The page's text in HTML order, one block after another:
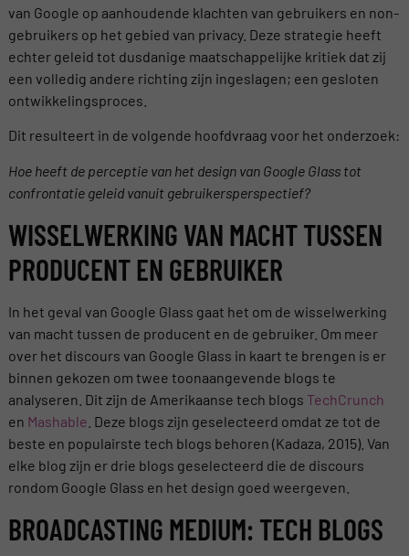
van Google op aanhoudende klachten van gebruikers en non-
gebruikers op het gebied van privacy. Deze strategie heeft
echter geleid tot dusdanige maatschappelijke kritiek dat zij
een volledig andere richting zijn ingeslagen; een gesloten
ontwikkelingsproces.
Dit resulteert in de volgende hoofdvraag voor het onderzoek:
Hoe heeft de perceptie van het design van Google Glass tot
confrontatie geleid vanuit gebruikersperspectief?
WISSELWERKING VAN MACHT TUSSEN
PRODUCENT EN GEBRUIKER
In het geval van Google Glass gaat het om de wisselwerking
van macht tussen de producent en de gebruiker. Om meer
over het discours van Google Glass in kaart te brengen is er
binnen gekozen om twee toonaangevende blogs te
analyseren. Dit zijn de Amerikaanse tech blogs TechCrunch
en Mashable . Deze blogs zijn geselecteerd omdat ze tot de
beste en populairste tech blogs behoren (Kadaza, 2015). Van
elke blog zijn er drie blogs geselecteerd die de discours
rondom Google Glass en het design goed weergeven.
BROADCASTING MEDIUM: TECH BLOGS